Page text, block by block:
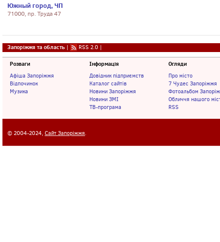
Южный город, ЧП
71000, пр. Труда 47
Запоріжжя та область | RSS 2.0 |
Розваги
Афіша Запоріжжя
Відпочинок
Музика
Інформація
Довідник підприємств
Каталог сайтів
Новини Запоріжжя
Новини ЗМІ
ТВ-програма
Огляди
Про місто
7 Чудес Запоріжжя
Фотоальбом
Обличчя нашого
RSS
© 2004-2024, Сайт Запоріжжя.